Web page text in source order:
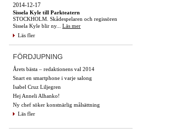
2014-12-17
Sissela Kyle till Parkteatern
STOCKHOLM. Skådespelaren och regissören
Sissela Kyle blir ny... Läs mer
Läs fler
FÖRDJUPNING
Årets bästa – redaktionens val 2014
Snart en smartphone i varje salong
Isabel Cruz Liljegren
Hej Anneli Alhanko!
Ny chef söker konstnärlig målsättning
Läs fler